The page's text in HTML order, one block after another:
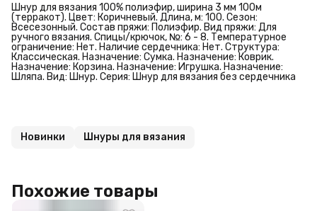
Шнур для вязания 100% полиэфир, ширина 3 мм 100м
(терракот). Цвет: Коричневый. Длина, м: 100. Сезон:
Всесезонный. Состав пряжи: Полиэфир. Вид пряжи: Для
ручного вязания. Спицы/крючок, №: 6 - 8. Температурное
ограничение: Нет. Наличие сердечника: Нет. Структура:
Классическая. Назначение: Сумка. Назначение: Коврик.
Назначение: Корзина. Назначение: Игрушка. Назначение:
Шляпа. Вид: Шнур. Серия: Шнур для вязания без сердечника
Новинки Шнуры для вязания
Похожие товары